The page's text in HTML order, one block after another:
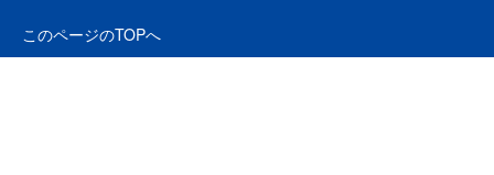
このページのTOPへ